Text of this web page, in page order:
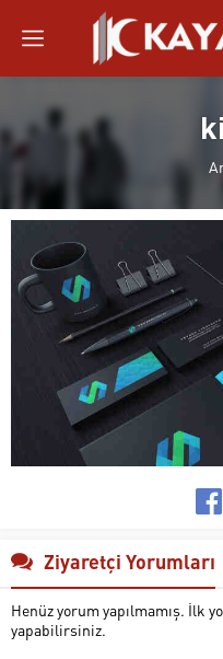
Ziyaretçi Yorumları
Henüz yorum yapılmamış. İlk
yapabilirsiniz.